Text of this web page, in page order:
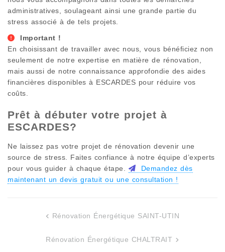
administratives, soulageant ainsi une grande partie du
stress associé à de tels projets.
Important !
En choisissant de travailler avec nous, vous bénéficiez non
seulement de notre expertise en matière de rénovation,
mais aussi de notre connaissance approfondie des aides
financières disponibles à ESCARDES pour réduire vos
coûts.
Prêt à débuter votre projet à
ESCARDES?
Ne laissez pas votre projet de rénovation devenir une
source de stress. Faites confiance à notre équipe d’experts
pour vous guider à chaque étape.
Demandez dès
maintenant un devis gratuit ou une consultation !
Rénovation Énergétique SAINT-UTIN
Rénovation Énergétique CHALTRAIT